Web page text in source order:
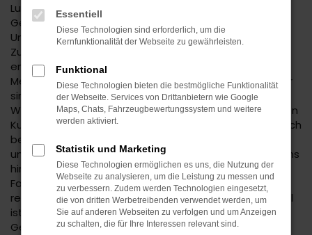
Lust auf ein Schnäppchen? Mit einem Kia
Gebrauchtwagen wird Ihnen dieser Wunsch in vollem
Umfang erfüllt. Der Vorteil, den Sie in der
Zusammenarbeit mit uns genießen, liegt in unserer
enormen Erfahrung. Das Autohaus Daub ist ein
Mehrmarken-Center und existiert bereits seit 1974. Wir
sind ein Familienbetrieb und schreiben traditionelle
Werte und einen vertrauensvollen Umgang mit unseren
Kundinnen und Kunden groß. Dieses Vertrauen zeigt sich
besonders, wenn es um Kia Gebrauchtwagen geht. In
unserer Kfz-Meisterwerkstatt schauen wir genauestens
hin und stellen auf diese Weise sicher, dass jedes
Fahrzeug in erstklassigem Zustand ist. Wenn nötig,
reparieren wir oder wechseln Verschleißteile. Unser Ziel
ist, dass Sie noch viele Jahre in Ihrem Kia
Gebrauchtwagen unterwegs sind.
Essentiell
Diese Technologien sind erforderlich, um die
Kernfunktionalität der Webseite zu gewährleisten.
Funktional
Diese Technologien bieten die bestmögliche Funktionalität
der Webseite. Services von Drittanbietern wie Google
Maps, Chats, Fahrzeugbewertungssystem und weitere
werden aktiviert.
Statistik und Marketing
Diese Technologien ermöglichen es uns, die Nutzung der
Webseite zu analysieren, um die Leistung zu messen und
zu verbessern. Zudem werden Technologien eingesetzt,
die von dritten Werbetreibenden verwendet werden, um
Sie auf anderen Webseiten zu verfolgen und um Anzeigen
zu schalten, die für Ihre Interessen relevant sind.